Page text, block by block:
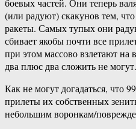
боевых частей. Они теперь
(или радуют) скакунов тем,
ракеты. Самых тупых они
сбивает якобы почти все
при этом массово взлетают
два плюс два сложить не могут.
Как не могут догадаться, что
прилеты их собственных
небольшим воронкам/